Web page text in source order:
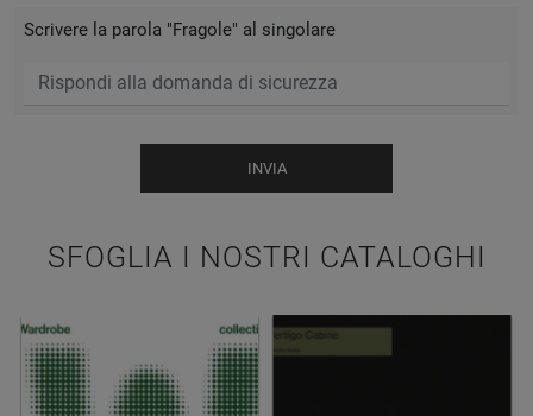
SFOGLIA I NOSTRI CATALOGHI
Scrivere la parola "Fragole" al singolare
INVIA